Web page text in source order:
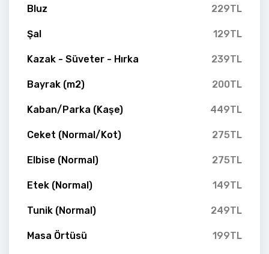
Bluz 229TL
Şal 129TL
Kazak - Süveter - Hırka 239TL
Bayrak (m2) 200TL
Kaban/Parka (Kaşe) 449TL
Ceket (Normal/Kot) 275TL
Elbise (Normal) 275TL
Etek (Normal) 149TL
Tunik (Normal) 249TL
Masa Örtüsü 199TL